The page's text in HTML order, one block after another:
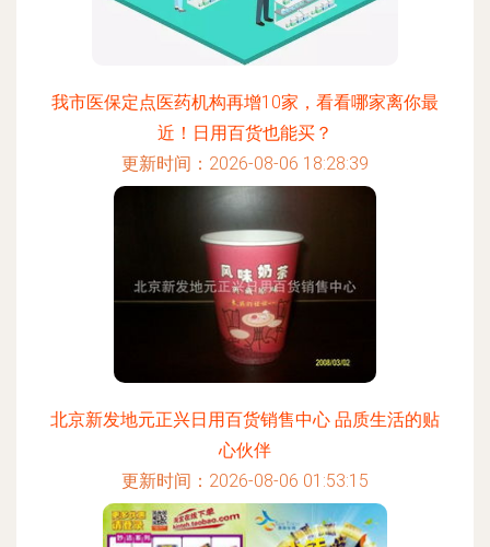
我市医保定点医药机构再增10家，看看哪家离你最
近！日用百货也能买？
更新时间：2026-08-06 18:28:39
北京新发地元正兴日用百货销售中心 品质生活的贴
心伙伴
更新时间：2026-08-06 01:53:15